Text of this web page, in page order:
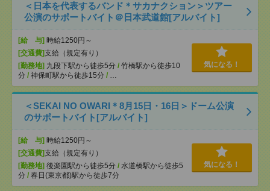
＜日本を代表するバンド＊サカナクション＞ツアー
公演のサポートバイト＠日本武道館[アルバイト]
[給 与] 時給1250円～
[交通費]支給（規定有り）
[勤務地] 九段下駅から徒歩5分 / 竹橋駅から徒歩10
分 / 神保町駅から徒歩15分 / …
気になる！
＜SEKAI NO OWARI＊8月15日・16日＞ドーム公演
のサポートバイト[アルバイト]
[給 与] 時給1250円～
[交通費]支給（規定有り）
[勤務地] 後楽園駅から徒歩5分 / 水道橋駅から徒歩5
分 / 春日(東京都)駅から徒歩7分
気になる！